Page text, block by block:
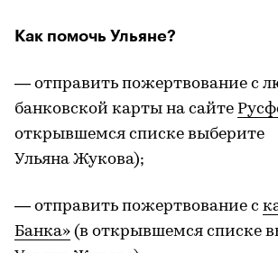
Как помочь Ульяне?
— отправить пожертвование с
банковской карты на сайте
открывшемся списке выберите
Ульяна Жукова);
— отправить пожертвование с
Банка» (в открывшемся списке